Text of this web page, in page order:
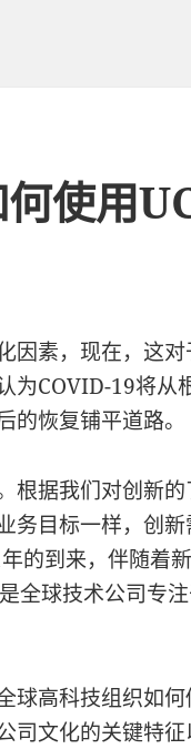
使用
因素，现在，这
为COVID-19将从
恢复铺平道路。
根据我们对创新
务目标一样，创
的到来，伴随着
全球技术公司专
球高科技组织如
司文化的关键特